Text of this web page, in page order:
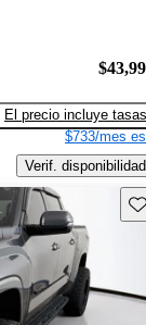
El precio incluye tasas
$733/mes
Verif. disponibilidad